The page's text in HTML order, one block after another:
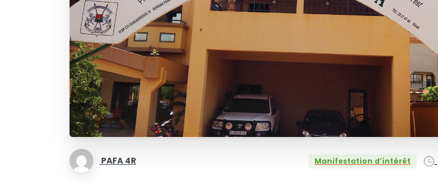
PAFA 4R Manifestation d’intérêt